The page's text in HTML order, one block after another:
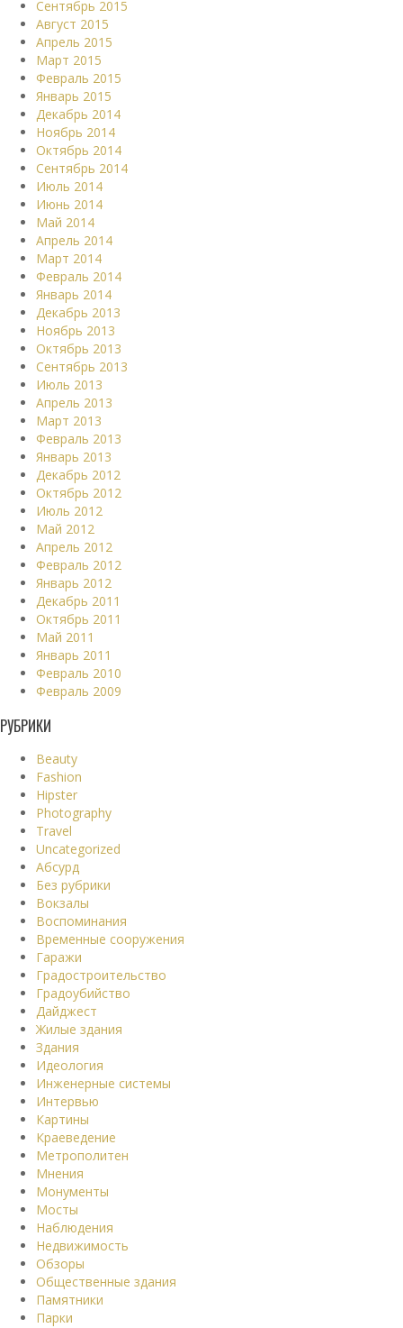
Сентябрь 2015
Август 2015
Апрель 2015
Март 2015
Февраль 2015
Январь 2015
Декабрь 2014
Ноябрь 2014
Октябрь 2014
Сентябрь 2014
Июль 2014
Июнь 2014
Май 2014
Апрель 2014
Март 2014
Февраль 2014
Январь 2014
Декабрь 2013
Ноябрь 2013
Октябрь 2013
Сентябрь 2013
Июль 2013
Апрель 2013
Март 2013
Февраль 2013
Январь 2013
Декабрь 2012
Октябрь 2012
Июль 2012
Май 2012
Апрель 2012
Февраль 2012
Январь 2012
Декабрь 2011
Октябрь 2011
Май 2011
Январь 2011
Февраль 2010
Февраль 2009
РУБРИКИ
Beauty
Fashion
Hipster
Photography
Travel
Uncategorized
Абсурд
Без рубрики
Вокзалы
Воспоминания
Временные сооружения
Гаражи
Градостроительство
Градоубийство
Дайджест
Жилые здания
Здания
Идеология
Инженерные системы
Интервью
Картины
Краеведение
Метрополитен
Мнения
Монументы
Мосты
Наблюдения
Недвижимость
Обзоры
Общественные здания
Памятники
Парки